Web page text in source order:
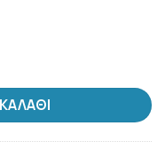
CASTELL